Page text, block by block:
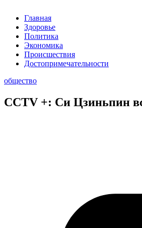
Главная
Здоровье
Политика
Экономика
Происшествия
Достопримечательности
общество
CCTV +: Си Цзиньпин